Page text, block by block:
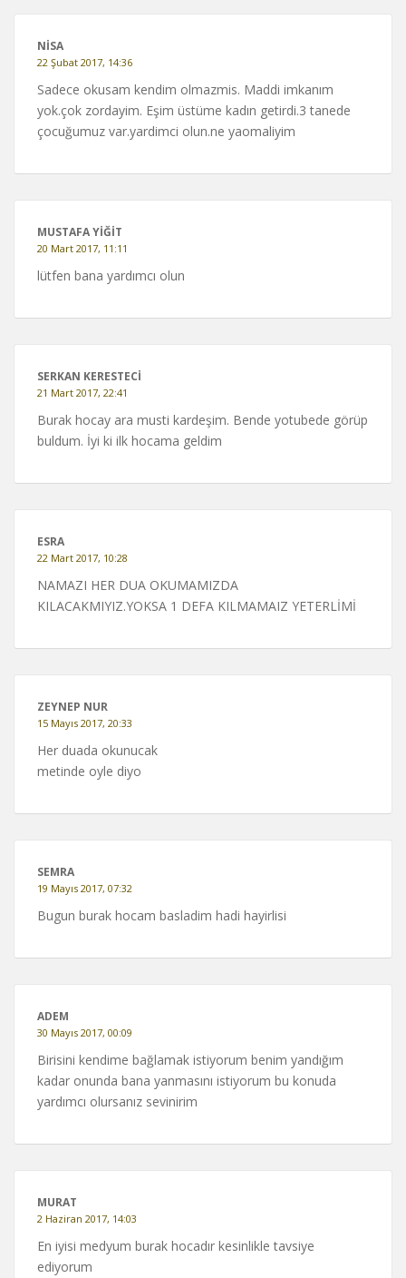
NISA
22 Şubat 2017, 14:36
Sadece okusam kendim olmazmis. Maddi imkanım
yok.çok zordayim. Eşim üstüme kadın getirdi.3 tanede
çocuğumuz var.yardimci olun.ne yaomaliyim
MUSTAFA YIĞIT
20 Mart 2017, 11:11
lütfen bana yardımcı olun
SERKAN KERESTECI
21 Mart 2017, 22:41
Burak hocay ara musti kardeşim. Bende yotubede görüp
buldum. İyi ki ilk hocama geldim
ESRA
22 Mart 2017, 10:28
NAMAZI HER DUA OKUMAMIZDA
KILACAKMIYIZ.YOKSA 1 DEFA KILMAMAIZ YETERLİMİ
ZEYNEP NUR
15 Mayıs 2017, 20:33
Her duada okunucak
metinde oyle diyo
SEMRA
19 Mayıs 2017, 07:32
Bugun burak hocam basladim hadi hayirlisi
ADEM
30 Mayıs 2017, 00:09
Birisini kendime bağlamak istiyorum benim yandığım
kadar onunda bana yanmasını istiyorum bu konuda
yardımcı olursanız sevinirim
MURAT
2 Haziran 2017, 14:03
En iyisi medyum burak hocadır kesinlikle tavsiye
ediyorum